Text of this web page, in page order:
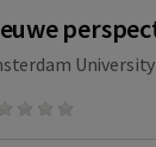
University